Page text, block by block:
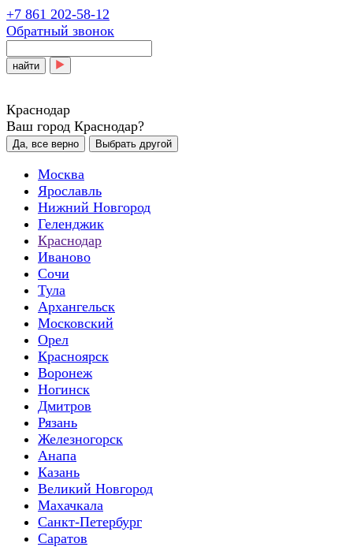
+7 861 202-58-12
Обратный звонок
найти
Краснодар
Ваш город Краснодар?
Да, все верно Выбрать другой
Москва
Ярославль
Нижний Новгород
Геленджик
Краснодар
Иваново
Сочи
Тула
Архангельск
Московский
Орел
Красноярск
Воронеж
Ногинск
Дмитров
Рязань
Железногорск
Анапа
Казань
Великий Новгород
Махачкала
Санкт-Петербург
Саратов